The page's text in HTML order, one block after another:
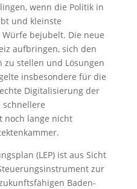
wenn die Politik in
und kleinste
bejubelt. Die neue
aufbringen, sich den
zu stellen und Lösungen
insbesondere für die
Digitalisierung der
schnellere
noch lange nicht
(LEP) ist aus Sicht
zur
Baden-